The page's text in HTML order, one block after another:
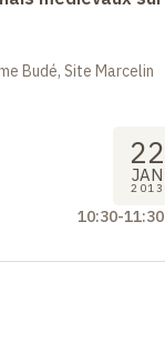
Budé, Site Marcelin
22
JAN
2013
10:30-11:30